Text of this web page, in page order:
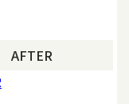
AFTER